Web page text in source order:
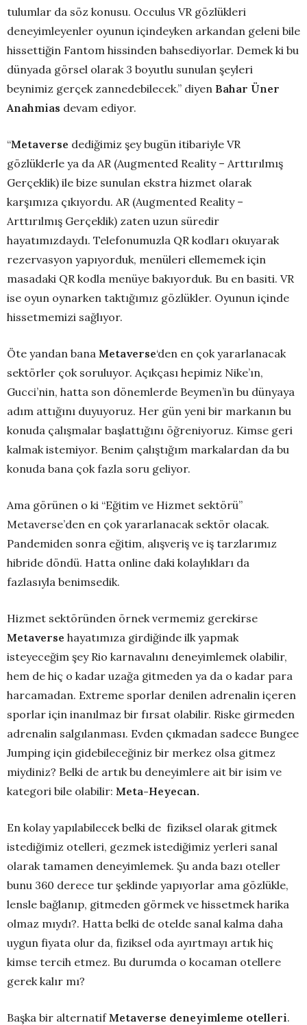
tulumlar da söz konusu. Occulus VR gözlükleri
deneyimleyenler oyunun içindeyken arkandan geleni bile
hissettiğin Fantom hissinden bahsediyorlar. Demek ki bu
dünyada görsel olarak 3 boyutlu sunulan şeyleri
beynimiz gerçek zannedebilecek.” diyen Bahar Üner
Anahmias devam ediyor.
“Metaverse dediğimiz şey bugün itibariyle VR
gözlüklerle ya da AR (Augmented Reality – Arttırılmış
Gerçeklik) ile bize sunulan ekstra hizmet olarak
karşımıza çıkıyordu. AR (Augmented Reality –
Arttırılmış Gerçeklik) zaten uzun süredir
hayatımızdaydı. Telefonumuzla QR kodları okuyarak
rezervasyon yapıyorduk, menüleri ellememek için
masadaki QR kodla menüye bakıyorduk. Bu en basiti. VR
ise oyun oynarken taktığımız gözlükler. Oyunun içinde
hissetmemizi sağlıyor.
Öte yandan bana Metaverse‘den en çok yararlanacak
sektörler çok soruluyor. Açıkçası hepimiz Nike’ın,
Gucci’nin, hatta son dönemlerde Beymen’in bu dünyaya
adım attığını duyuyoruz. Her gün yeni bir markanın bu
konuda çalışmalar başlattığını öğreniyoruz. Kimse geri
kalmak istemiyor. Benim çalıştığım markalardan da bu
konuda bana çok fazla soru geliyor.
Ama görünen o ki “Eğitim ve Hizmet sektörü”
Metaverse’den en çok yararlanacak sektör olacak.
Pandemiden sonra eğitim, alışveriş ve iş tarzlarımız
hibride döndü. Hatta online daki kolaylıkları da
fazlasıyla benimsedik.
Hizmet sektöründen örnek vermemiz gerekirse
Metaverse hayatımıza girdiğinde ilk yapmak
isteyeceğim şey Rio karnavalını deneyimlemek olabilir,
hem de hiç o kadar uzağa gitmeden ya da o kadar para
harcamadan. Extreme sporlar denilen adrenalin içeren
sporlar için inanılmaz bir fırsat olabilir. Riske girmeden
adrenalin salgılanması. Evden çıkmadan sadece Bungee
Jumping için gidebileceğiniz bir merkez olsa gitmez
miydiniz? Belki de artık bu deneyimlere ait bir isim ve
kategori bile olabilir: Meta-Heyecan.
En kolay yapılabilecek belki de fiziksel olarak gitmek
istediğimiz otelleri, gezmek istediğimiz yerleri sanal
olarak tamamen deneyimlemek. Şu anda bazı oteller
bunu 360 derece tur şeklinde yapıyorlar ama gözlükle,
lensle bağlanıp, gitmeden görmek ve hissetmek harika
olmaz mıydı?. Hatta belki de otelde sanal kalma daha
uygun fiyata olur da, fiziksel oda ayırtmayı artık hiç
kimse tercih etmez. Bu durumda o kocaman otellere
gerek kalır mı?
Başka bir alternatifMetaverse deneyimleme otelleri.